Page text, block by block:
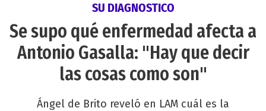
SU DIAGNOSTICO
Se supo qué enfermedad afecta a
Antonio Gasalla: "Hay que decir
las cosas como son"
Ángel de Brito reveló en LAM cuál es la